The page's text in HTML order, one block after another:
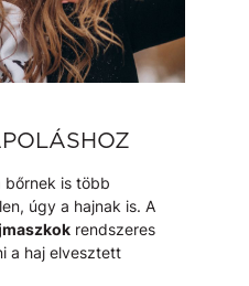
bőrnek is több
úgy a hajnak is. A
rendszeres
a haj elvesztett